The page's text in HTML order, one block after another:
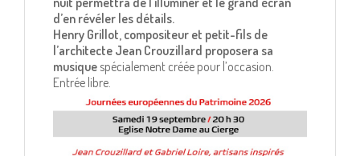
d’en révéler les détails.
Henry Grillot, compositeur et petit-fils de
l’architecte Jean Crouzillard proposera sa
musiquespécialement créée pour l’occasion.
Entrée libre.